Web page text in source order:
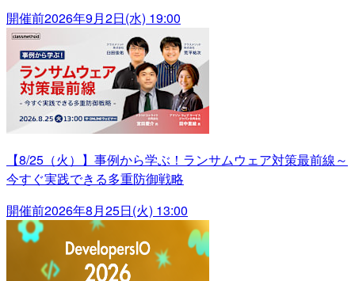
開催前2026年9月2日(水) 19:00
【8/25（火）】事例から学ぶ！ランサムウェア対策最前線～
今すぐ実践できる多重防御戦略
開催前2026年8月25日(火) 13:00